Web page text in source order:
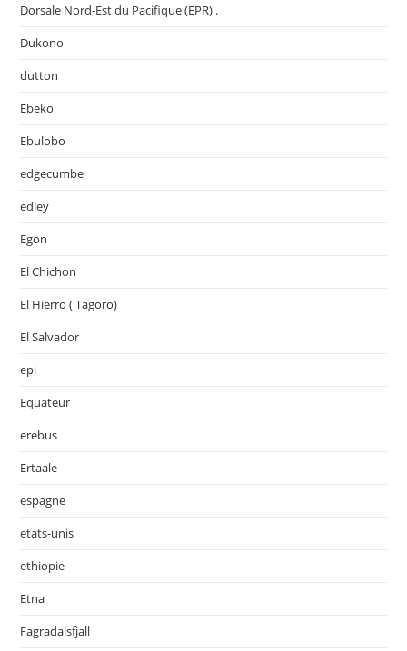
Dorsale Nord-Est du Pacifique (EPR) .
Dukono
dutton
Ebeko
Ebulobo
edgecumbe
edley
Egon
El Chichon
El Hierro ( Tagoro)
El Salvador
epi
Equateur
erebus
Ertaale
espagne
etats-unis
ethiopie
Etna
Fagradalsfjall